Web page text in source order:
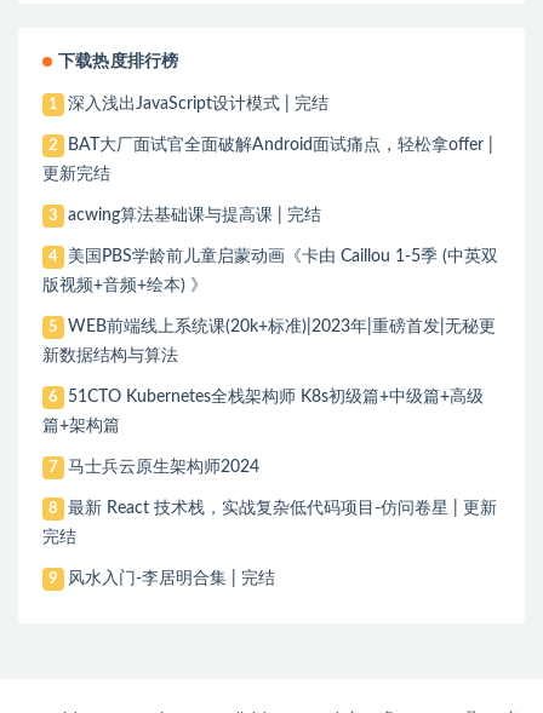
下载热度排行榜
1 深入浅出JavaScript设计模式 | 完结
2
BAT大厂面试官全面破解Android面试痛点，轻松拿offer |
更新完结
3 acwing算法基础课与提高课 | 完结
4
美国PBS学龄前儿童启蒙动画《卡由 Caillou 1-5季 (中英双
版视频+音频+绘本) 》
5
WEB前端线上系统课(20k+标准)|2023年|重磅首发|无秘更
新数据结构与算法
6
51CTO Kubernetes全栈架构师 K8s初级篇+中级篇+高级
篇+架构篇
7 马士兵云原生架构师2024
8
最新 React 技术栈，实战复杂低代码项目-仿问卷星 | 更新
完结
9 风水入门-李居明合集 | 完结